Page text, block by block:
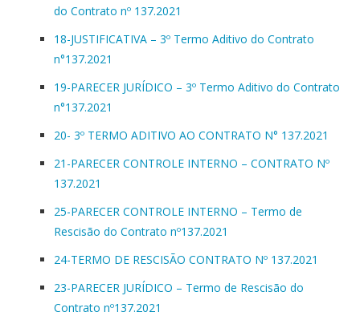
do Contrato nº 137.2021
18-JUSTIFICATIVA – 3º Termo Aditivo do Contrato
n°137.2021
19-PARECER JURÍDICO – 3º Termo Aditivo do Contrato
n°137.2021
20- 3º TERMO ADITIVO AO CONTRATO N° 137.2021
21-PARECER CONTROLE INTERNO – CONTRATO Nº
137.2021
25-PARECER CONTROLE INTERNO – Termo de
Rescisão do Contrato nº137.2021
24-TERMO DE RESCISÃO CONTRATO Nº 137.2021
23-PARECER JURÍDICO – Termo de Rescisão do
Contrato nº137.2021